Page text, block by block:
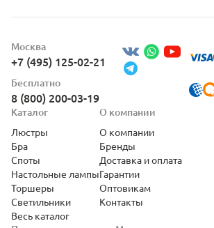
Москва
+7 (495) 125-02-21
Бесплатно
8 (800) 200-03-19
Каталог
Люстры
Бра
Споты
Настольные лампы
Торшеры
Светильники
Весь каталог
О компании
О компании
Бренды
Доставка и оплата
Гарантии
Оптовикам
Контакты